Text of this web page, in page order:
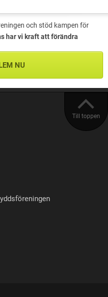
och stöd kampen för
har vi kraft att förändra
NU
Till toppen